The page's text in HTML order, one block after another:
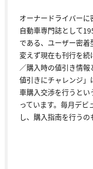
オーナードライバー
自動車専門誌として
である、ユーザー密
変えず現在も刊行を続
／購入時の値引き情
値引きにチャレンジ
車購入交渉を行うとい
っています。毎月デ
し、購入指南を行うの